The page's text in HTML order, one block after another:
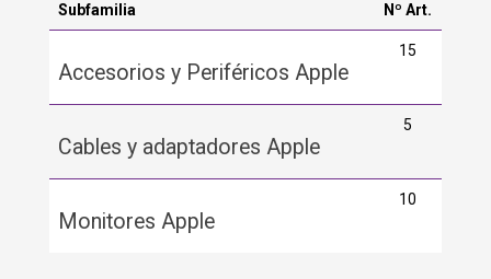
Subfamilia Nº Art.
Accesorios y Periféricos Apple
15
Cables y adaptadores Apple
5
Monitores Apple
10